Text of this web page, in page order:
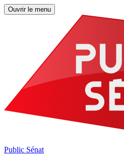
Ouvrir le menu
Public Sénat